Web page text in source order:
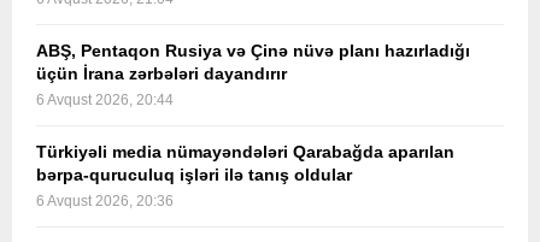
ABŞ, Pentaqon Rusiya və Çinə nüvə planı hazırladığı
üçün İrana zərbələri dayandırır
6 Avqust 2026, 20:44
Türkiyəli media nümayəndələri Qarabağda aparılan
bərpa-quruculuq işləri ilə tanış oldular
6 Avqust 2026, 20:36